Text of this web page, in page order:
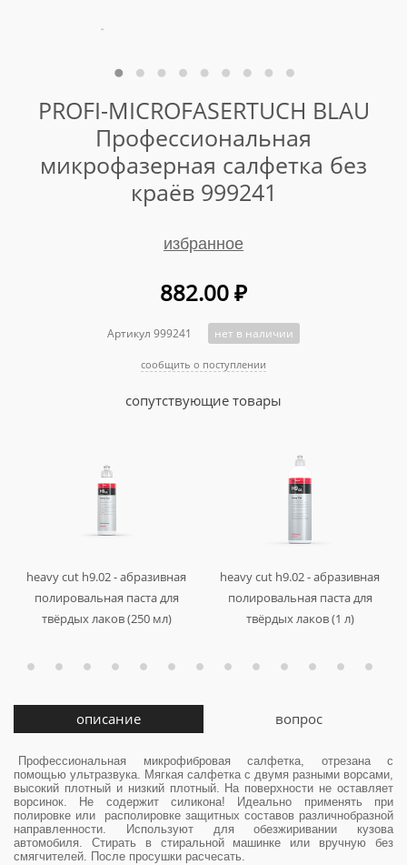
PROFI-MICROFASERTUCH BLAU
Профессиональная
микрофазерная салфетка без
краёв 999241
избранное
882.00₽
Артикул 999241 нет в наличии
сообщить о поступлении
сопутствующие товары
heavy cut h9.02 - абразивная
полировальная паста для
твёрдых лаков (250 мл)
heavy cut h9.02 - абразивная
полировальная паста для
твёрдых лаков (1 л)
описание вопрос
Профессиональная микрофибровая салфетка, отрезана с
помощью ультразвука. Мягкая салфетка с двумя разными ворсами,
высокий плотный и низкий плотный. На поверхности не оставляет
ворсинок. Не содержит силикона! Идеально применять при
полировке или располировке защитных составов различнобразной
направленности. Используют для обезжиривании кузова
автомобиля. Стирать в стиральной машинке или вручную без
смягчителей. После просушки расчесать.